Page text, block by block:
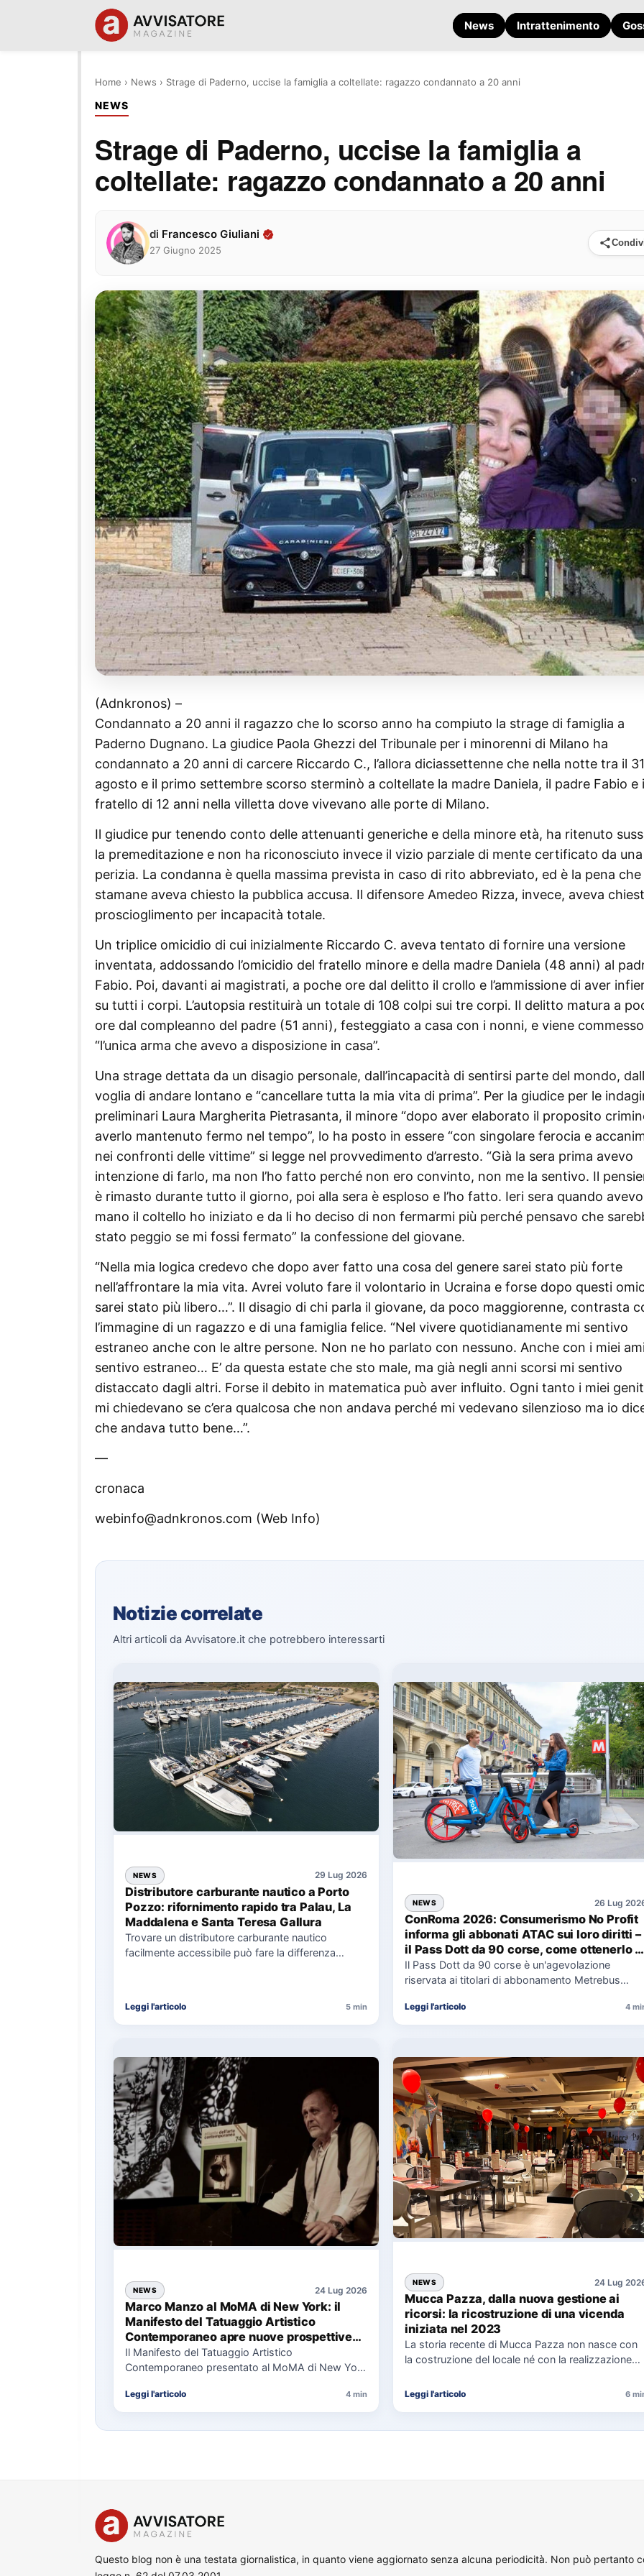
News Intrattenimento
Home › News › Strage di Paderno, uccise la famiglia a coltellate: ragazzo condannato a 20 anni
NEWS
Strage di Paderno, uccise la famiglia a
coltellate: ragazzo condannato a 20 anni
di Francesco Giuliani
27 Giugno 2025
(Adnkronos) –
Condannato a 20 anni il ragazzo che lo scorso anno ha compiuto la strage di famiglia a
Paderno Dugnano. La giudice Paola Ghezzi del Tribunale per i minorenni di Milano ha
condannato a 20 anni di carcere Riccardo C., l’allora diciassettenne che nella notte tra il 31
agosto e il primo settembre scorso sterminò a coltellate la madre Daniela, il padre Fabio e
fratello di 12 anni nella villetta dove vivevano alle porte di Milano.
Il giudice pur tenendo conto delle attenuanti generiche e della minore età, ha ritenuto
la premeditazione e non ha riconosciuto invece il vizio parziale di mente certificato da una
perizia. La condanna è quella massima prevista in caso di rito abbreviato, ed è la pena che
stamane aveva chiesto la pubblica accusa. Il difensore Amedeo Rizza, invece, aveva
proscioglimento per incapacità totale.
Un triplice omicidio di cui inizialmente Riccardo C. aveva tentato di fornire una versione
inventata, addossando l’omicidio del fratello minore e della madre Daniela (48 anni) al
Fabio. Poi, davanti ai magistrati, a poche ore dal delitto il crollo e l’ammissione di aver
su tutti i corpi. L’autopsia restituirà un totale di 108 colpi sui tre corpi. Il delitto matura a
ore dal compleanno del padre (51 anni), festeggiato a casa con i nonni, e viene
“l’unica arma che avevo a disposizione in casa”.
Una strage dettata da un disagio personale, dall’incapacità di sentirsi parte del mondo,
voglia di andare lontano e “cancellare tutta la mia vita di prima”. Per la giudice per le
preliminari Laura Margherita Pietrasanta, il minore “dopo aver elaborato il proposito
averlo mantenuto fermo nel tempo”, lo ha posto in essere “con singolare ferocia e
nei confronti delle vittime” si legge nel provvedimento d’arresto. “Già la sera prima avevo
intenzione di farlo, ma non l’ho fatto perché non ero convinto, non me la sentivo. Il
è rimasto durante tutto il giorno, poi alla sera è esploso e l’ho fatto. Ieri sera quando
mano il coltello ho iniziato e da li ho deciso di non fermarmi più perché pensavo che
stato peggio se mi fossi fermato” la confessione del giovane.
“Nella mia logica credevo che dopo aver fatto una cosa del genere sarei stato più forte
nell’affrontare la mia vita. Avrei voluto fare il volontario in Ucraina e forse dopo questi
sarei stato più libero…”. Il disagio di chi parla il giovane, da poco maggiorenne, contrasta
l’immagine di un ragazzo e di una famiglia felice. “Nel vivere quotidianamente mi sentivo
estraneo anche con le altre persone. Non ne ho parlato con nessuno. Anche con i miei
sentivo estraneo… E’ da questa estate che sto male, ma già negli anni scorsi mi sentivo
distaccato dagli altri. Forse il debito in matematica può aver influito. Ogni tanto i miei
mi chiedevano se c’era qualcosa che non andava perché mi vedevano silenzioso ma io
che andava tutto bene…”.
—
cronaca
webinfo@adnkronos.com (Web Info)
Notizie correlate
Altri articoli da Avvisatore.it che potrebbero interessarti
NEWS 29 Lug 2026
Distributore carburante nautico a Porto
Pozzo: rifornimento rapido tra Palau, La
Maddalena e Santa Teresa Gallura
Trovare un distributore carburante nautico
facilmente accessibile può fare la differenza
Leggi l'articolo 5 min
NEWS 26 Lug
ConRoma 2026: Consumerismo No Profit
informa gli abbonati ATAC sui loro diritti –
il Pass Dott da 90 corse, come ottenerlo e
cosa spetta in caso di disservizi
Il Pass Dott da 90 corse è un'agevolazione
riservata ai titolari di abbonamento Metrebus
Leggi l'articolo 4
NEWS 24 Lug 2026
Marco Manzo al MoMA di New York: il
Manifesto del Tatuaggio Artistico
Contemporaneo apre nuove prospettive
per il collezionismo
Il Manifesto del Tatuaggio Artistico
Contemporaneo presentato al MoMA di New York
Leggi l'articolo 4 min
NEWS 24 Lug
Mucca Pazza, dalla nuova gestione ai
ricorsi: la ricostruzione di una vicenda
iniziata nel 2023
La storia recente di Mucca Pazza non nasce con
la costruzione del locale né con la realizzazione
Leggi l'articolo 6
Questo blog non è una testata giornalistica, in quanto viene aggiornato senza alcuna periodicità. Non può pertanto